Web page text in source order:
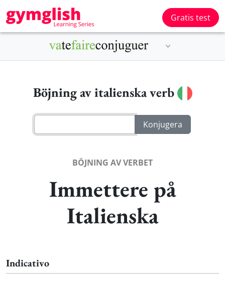
Gratis test
Böjning av italienska verb
BÖJNING AV VERBET
Immettere på
Italienska
Indicativo